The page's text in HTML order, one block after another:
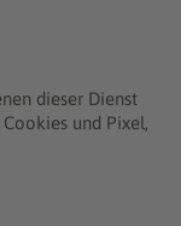
dieser Dienst
und Pixel,